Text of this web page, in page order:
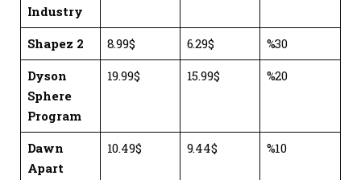
Industry
Shapez 2 8.99$ 6.29$
%30
Dyson
Sphere
Program
19.99$ 15.99$ %20
Dawn
Apart
10.49$ 9.44$ %10